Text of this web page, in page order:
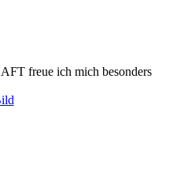
freue ich mich besonders